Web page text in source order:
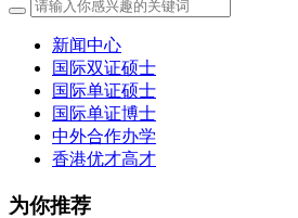
新闻中心
国际双证硕士
国际单证硕士
国际单证博士
中外合作办学
香港优才高才
为你推荐